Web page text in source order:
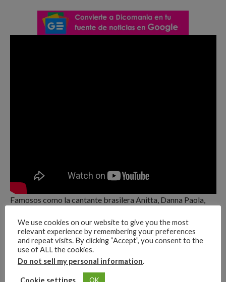
Famosos como la cantante brasilera Anitta, Danna Paola,
unieron a la celebración y felicitaron a RBD. Luego de 12
años Anahí, Maite Perroni, Christian Chávez y Christopher
Uckermann se reunirán para ‘Ser O Parecer’ que se realizará
el 26 de diciembre de 2020.
Advertisements
We use cookies on our website to give you the most
relevant experience by remembering your preferences
and repeat visits. By clicking “Accept”, you consent to the
use of ALL the cookies.
Do not sell my personal information.
Cookie settings OK